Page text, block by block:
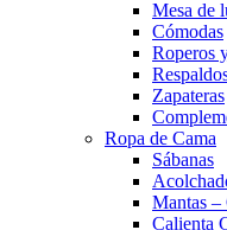
Mesa de
Cómodas
Roperos
Zapateras
Ropa de Cama
Sábanas
Mantas –
Calienta